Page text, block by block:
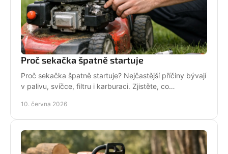
Proč sekačka špatně startuje
Proč sekačka špatně startuje? Nejčastější příčiny bývají
v palivu, svíčce, filtru i karburaci. Zjistěte, co
10. června 2026